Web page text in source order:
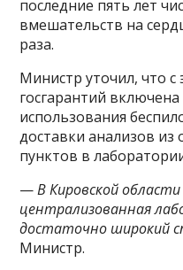
последние пять лет
вмешательств на
раза.
Министр уточил, что с
госгарантий
использования
доставки анализов из
пунктов в
—В Кировской области
централизованная
достаточно широкий
Министр.